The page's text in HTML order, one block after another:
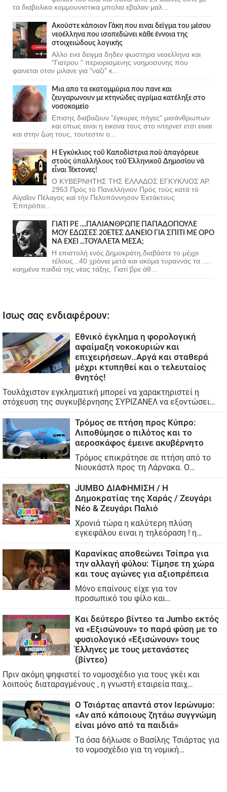
τα διαβολικα κομμουνιστικα μπολια εβαλαν μαλ...
Ακούστε κάποιον Γάκη που ειναι δείγμα του μέσου
νεοέλληνα που ισοπεδώνει κάθε έννοια της
στοιχειώδους λογικής
Αλλο ενα δειγμα δηδεν φωστηρα νεοελληνα και
"Γιατρου " περιορισμενης νοημοσυνης που
φαινεται οταν μιλανε για "ναζι" κ...
Μια απο τα εκατομμύρια που πανε και
ζευγαρωνουν με κτηνώδες αγρίμια κατέληξε στο
νοσοκομείο
Επισης διαβαζουν "έγκυρες πήγες" μισάνθρωπων
και οπως ειναι η εικονα τους στο ιντερνετ ετσι ειναι
και στην ζωη τους, τουτεστιν ο...
Ἡ Ἐγκύκλιος τοῦ Καποδίστρια ποὺ ἀπαγόρευε
στοὺς ὑπαλλήλους τοῦ Ἑλληνικοῦ Δημοσίου νὰ
εἶναι Τέκτονες!
Ο ΚΥΒΕΡΝΗΤΗΣ ΤΗΣ ΕΛΛΑΔΟΣ ΕΓΚΥΚΛΙΟΣ ΑΡ.
2953 Πρὸς τὸ Πανελλήνιον Πρὸς τοὺς κατὰ τὸ
Αἰγαῖον Πέλαγος καὶ τὴν Πελοπόννησον Ἐκτάκτους
Ἐπιτρόπο...
ΓΙΑΤΙ ΡΕ ....ΠΑΛΙΑΝΘΡΩΠΕ ΠΑΠΑΔΟΠΟΥΛΕ
ΜΟΥ ΕΔΩΣΕΣ 20ΕΤΕΣ ΔΑΝΕΙΟ ΓΙΑ ΣΠΙΤΙ ΜΕ ΟΡΟ
ΝΑ ΕΧΕΙ ...ΤΟΥΑΛΕΤΑ ΜΕΣΑ;
Η επιστολή ενός Δημοκράτη,διαβάστε το μέχρι
τέλους...40 χρόνια μετά και ακόμα τυραννάς τα ....
καημένα παιδιά της νέας τάξης. Γιατί βρε άθ...